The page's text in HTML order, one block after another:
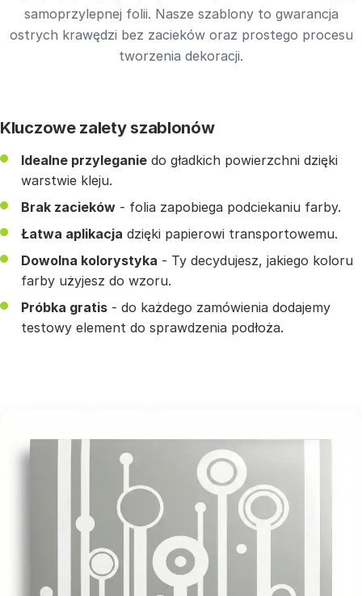
samoprzylepnej folii. Nasze szablony to gwarancja
ostrych krawędzi bez zacieków oraz prostego procesu
tworzenia dekoracji.
Kluczowe zalety szablonów
Idealne przyleganie do gładkich powierzchni dzięki
warstwie kleju.
Brak zacieków - folia zapobiega podciekaniu farby.
Łatwa aplikacja dzięki papierowi transportowemu.
Dowolna kolorystyka - Ty decydujesz, jakiego koloru
farby użyjesz do wzoru.
Próbka gratis - do każdego zamówienia dodajemy
testowy element do sprawdzenia podłoża.